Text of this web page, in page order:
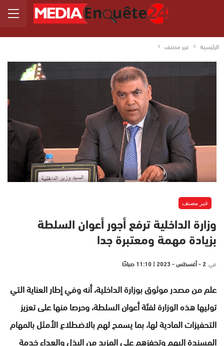
الرئيسية غير مصنف
غير مصنف
وزارة الداخلية ترفع أجور أعوان السلطة
بزيادة مهمة ومعتبرة جدا
في 2 - أغسطس - 2023 | 11:10 صباحًا
علم من مصدر موثوق بوزارة الداخلية، أنه وفي إطار العناية التي
توليها هذه الوزارة لفئة أعوان السلطة، وحرصا منها على تعزيز
التحفيزات المادية لها، بما يسمح لهم بالاضطلاع الأمثل بالمهام
المسندة إليهم وتحفزهم على المزيد من البذل والعداء خدمة